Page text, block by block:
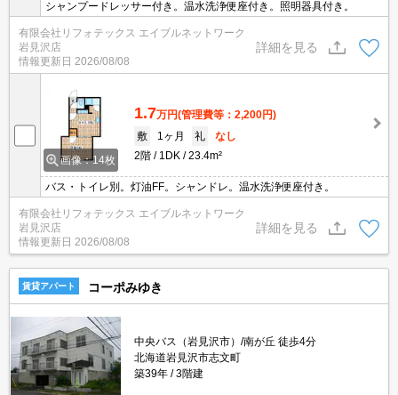
シャンプードレッサー付き。温水洗浄便座付き。照明器具付き。
有限会社リフォテックス エイブルネットワーク
岩見沢店
情報更新日 2026/08/08
詳細を見る
画像：14枚
1.7万円(管理費等：2,200円)
敷
1ヶ月 礼
なし
2階
1DK 23.4m²
バス・トイレ別。灯油FF。シャンドレ。温水洗浄便座付き。
有限会社リフォテックス エイブルネットワーク
岩見沢店
情報更新日 2026/08/08
詳細を見る
賃貸アパート コーポみゆき
中央バス（岩見沢市）/南が丘 徒歩4分
北海道岩見沢市志文町
築39年
3階建